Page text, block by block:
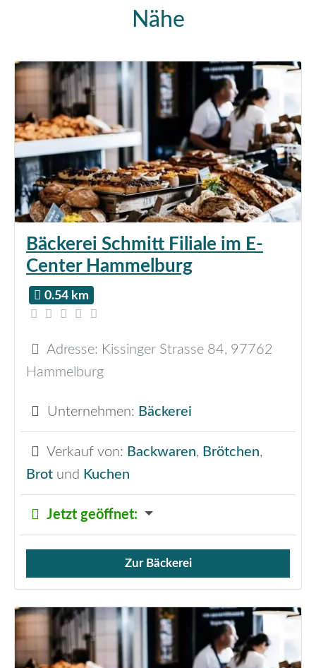
Nähe
Bäckerei Schmitt Filiale im E-
Center Hammelburg
0.54 km
Adresse: Kissinger Strasse 84, 97762
Hammelburg
Unternehmen: Bäckerei
Verkauf von: Backwaren, Brötchen,
Brot und Kuchen
Jetzt geöffnet:
Verkauf von Brötchen,
Zur Bäckerei